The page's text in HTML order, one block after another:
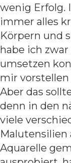
wenig Erfolg.
immer alles
Körpern und
habe ich
umsetzen
mir
Aber das
denn in den
viele
Malutensilien
Aquarelle